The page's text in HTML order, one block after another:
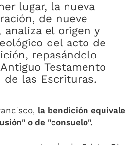
lugar, la nueva
de nueve
analiza el origen y
del acto de
repasándolo
Testamento
de las Escrituras.
la bendición equivale
o de "consuelo".